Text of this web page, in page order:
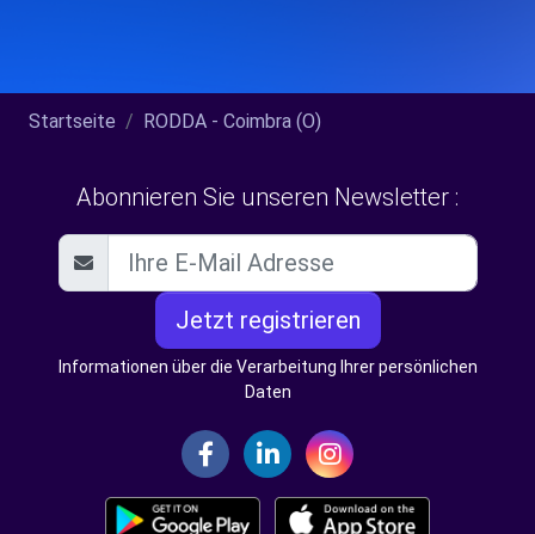
Startseite RODDA - Coimbra (O)
Abonnieren Sie unseren Newsletter :
Jetzt registrieren
Informationen über die Verarbeitung Ihrer persönlichen
Daten